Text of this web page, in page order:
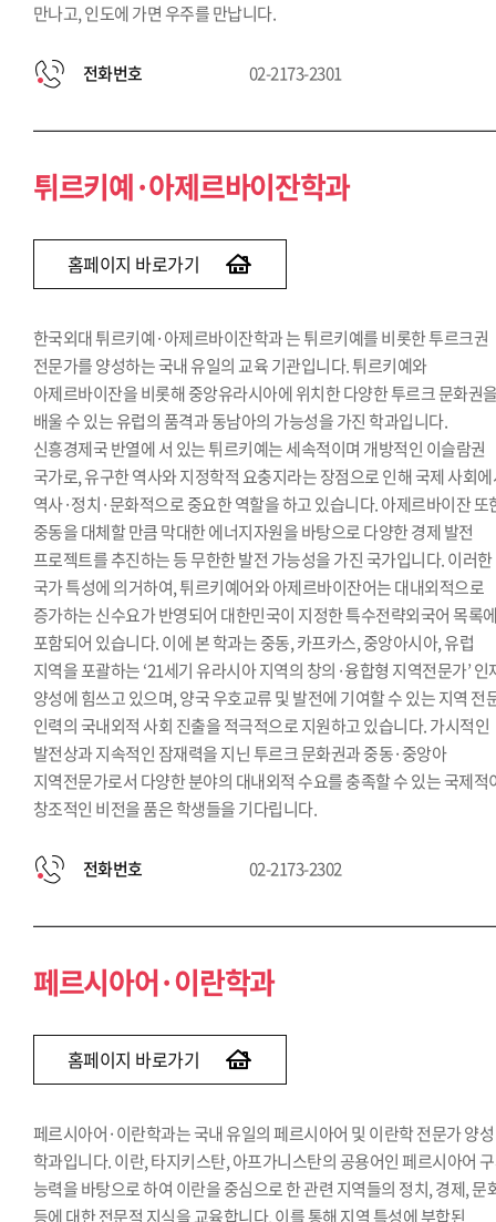
만나고, 인도에 가면 우주를 만납니다.
전화번호 02-2173-2301
튀르키예·아제르바이잔학과
홈페이지 바로가기
한국외대 튀르키예·아제르바이잔학과 는 튀르키예를 비롯한 투르크권
전문가를 양성하는 국내 유일의 교육 기관입니다. 튀르키예와
아제르바이잔을 비롯해 중앙유라시아에 위치한 다양한 투르크 문화권
배울 수 있는 유럽의 품격과 동남아의 가능성을 가진 학과입니다.
신흥경제국 반열에 서 있는 튀르키예는 세속적이며 개방적인 이슬람권
국가로, 유구한 역사와 지정학적 요충지라는 장점으로 인해 국제 사회
역사·정치·문화적으로 중요한 역할을 하고 있습니다. 아제르바이잔 또
중동을 대체할 만큼 막대한 에너지자원을 바탕으로 다양한 경제 발전
프로젝트를 추진하는 등 무한한 발전 가능성을 가진 국가입니다. 이러한
국가 특성에 의거하여, 튀르키예어와 아제르바이잔어는 대내외적으로
증가하는 신수요가 반영되어 대한민국이 지정한 특수전략외국어 목록
포함되어 있습니다. 이에 본 학과는 중동, 카프카스, 중앙아시아, 유럽
지역을 포괄하는 ‘21세기 유라시아 지역의 창의·융합형 지역전문가’ 인
양성에 힘쓰고 있으며, 양국 우호교류 및 발전에 기여할 수 있는 지역 전
인력의 국내외적 사회 진출을 적극적으로 지원하고 있습니다. 가시적인
발전상과 지속적인 잠재력을 지닌 투르크 문화권과 중동·중앙아
지역전문가로서 다양한 분야의 대내외적 수요를 충족할 수 있는 국제적
창조적인 비전을 품은 학생들을 기다립니다.
전화번호 02-2173-2302
페르시아어·이란학과
홈페이지 바로가기
페르시아어·이란학과는 국내 유일의 페르시아어 및 이란학 전문가 양성
학과입니다. 이란, 타지키스탄, 아프가니스탄의 공용어인 페르시아어
능력을 바탕으로 하여 이란을 중심으로 한 관련 지역들의 정치, 경제, 문
등에 대한 전문적 지식을 교육합니다. 이를 통해 지역 특성에 부합된